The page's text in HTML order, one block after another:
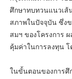
ศึกษาทบทวนแนวเส้
สภาพในปัจจุบัน ซึ่ง
สมฯ ของโครงการ
คุ้มค่าในการลงทุน โ
ในขั้นตอนของการศึ